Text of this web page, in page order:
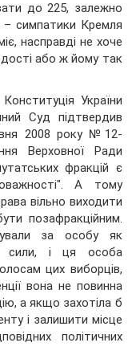
до 225, залежно
– симпатики Кремля
насправді не хоче
або ж йому так
України
Суд підтвердив
2008 року №12-
Верховної Ради
фракцій є
А тому
вільно виходити
позафракційним.
за особу як
сили, і ця особа
цих виборців,
вона не повинна
а якщо захотіла б
і залишити місце
політичних